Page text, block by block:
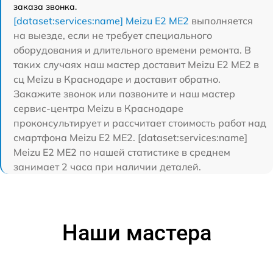
заказа звонка.
[dataset:services:name] Meizu E2 ME2 выполняется
на выезде, если не требует специального
оборудования и длительного времени ремонта. В
таких случаях наш мастер доставит Meizu E2 ME2 в
сц Meizu в Краснодаре и доставит обратно.
Закажите звонок или позвоните и наш мастер
сервис-центра Meizu в Краснодаре
проконсультирует и рассчитает стоимость работ над
смартфона Meizu E2 ME2. [dataset:services:name]
Meizu E2 ME2 по нашей статистике в среднем
занимает 2 часа при наличии деталей.
Наши мастера